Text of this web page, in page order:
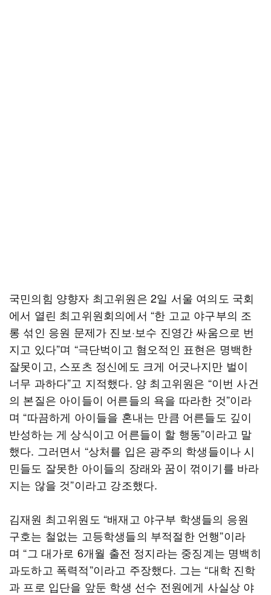
국민의힘 양향자 최고위원은 2일 서울 여의도 국회
에서 열린 최고위원회의에서 “한 고교 야구부의 조
롱 섞인 응원 문제가 진보·보수 진영간 싸움으로 번
지고 있다”며 “극단벅이고 혐오적인 표현은 명백한
잘못이고, 스포츠 정신에도 크게 어긋나지만 벌이
너무 과하다”고 지적했다. 양 최고위원은 “이번 사건
의 본질은 아이들이 어른들의 욕을 따라한 것”이라
며 “따끔하게 아이들을 혼내는 만큼 어른들도 깊이
반성하는 게 상식이고 어른들이 할 행동”이라고 말
했다. 그러면서 “상처를 입은 광주의 학생들이나 시
민들도 잘못한 아이들의 장래와 꿈이 꺾이기를 바라
지는 않을 것”이라고 강조했다.
김재원 최고위원도 “배재고 야구부 학생들의 응원
구호는 철없는 고등학생들의 부적절한 언행”이라
며 “그 대가로 6개월 출전 정지라는 중징계는 명백히
과도하고 폭력적”이라고 주장했다. 그는 “대학 진학
과 프로 입단을 앞둔 학생 선수 전원에게 사실상 야